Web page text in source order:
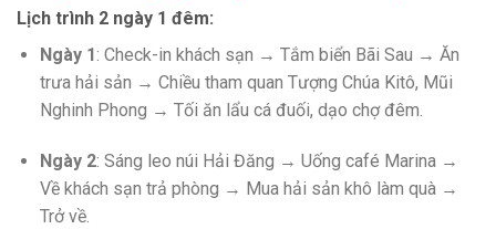
Lịch trình 2 ngày 1 đêm:
Ngày 1: Check-in khách sạn → Tắm biển Bãi Sau → Ăn
trưa hải sản → Chiều tham quan Tượng Chúa Kitô, Mũi
Nghinh Phong → Tối ăn lẩu cá đuối, dạo chợ đêm.
Ngày 2: Sáng leo núi Hải Đăng → Uống café Marina →
Về khách sạn trả phòng → Mua hải sản khô làm quà →
Trở về.